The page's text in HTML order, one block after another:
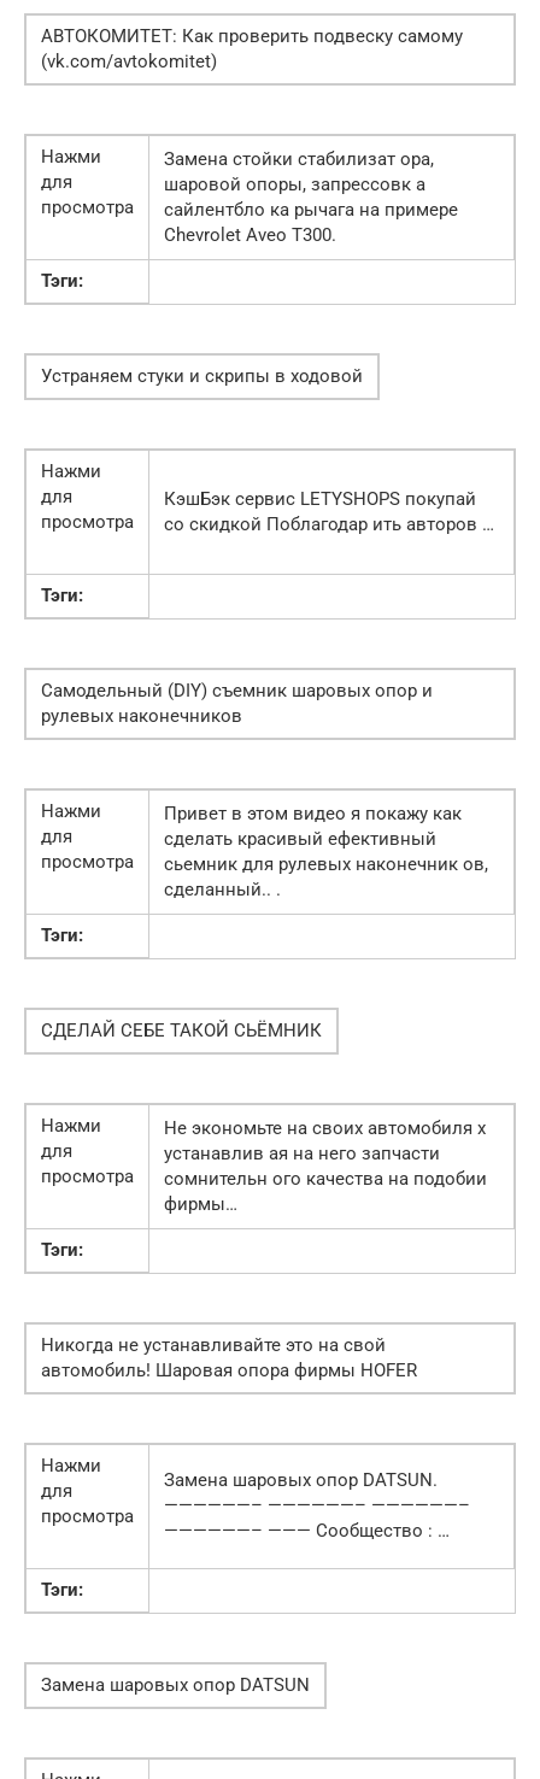
АВТОКОМИТЕТ: Как проверить подвеску самому
(vk.com/avtokomitet)
Нажми
для
просмотра
Замена стойки стабилизат ора,
шаровой опоры, запрессовк а
сайлентбло ка рычага на примере
Chevrolet Aveo T300.
Тэги:
Устраняем стуки и скрипы в ходовой
Нажми
для
просмотра
КэшБэк сервис LETYSHOPS покупай
со скидкой Поблагодар ить авторов …
Тэги:
Самодельный (DIY) съемник шаровых опор и
рулевых наконечников
Нажми
для
просмотра
Привет в этом видео я покажу как
сделать красивый ефективный
сьемник для рулевых наконечник ов,
сделанный.. .
Тэги:
СДЕЛАЙ СЕБЕ ТАКОЙ СЬЁМНИК
Нажми
для
просмотра
Не экономьте на своих автомобиля х
устанавлив ая на него запчасти
сомнительн ого качества на подобии
фирмы…
Тэги:
Никогда не устанавливайте это на свой
автомобиль! Шаровая опора фирмы HOFER
Нажми
для
просмотра
Замена шаровых опор DATSUN.
——————– ——————– ——————–
——————– ——— Сообщество : …
Тэги:
Замена шаровых опор DATSUN